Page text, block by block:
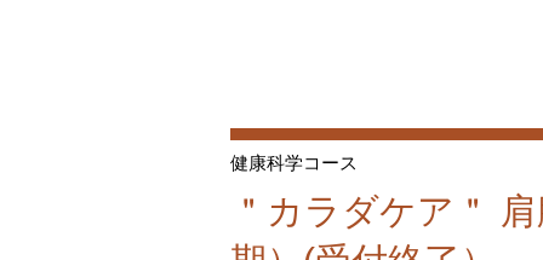
健康科学コース
＂カラダケア＂